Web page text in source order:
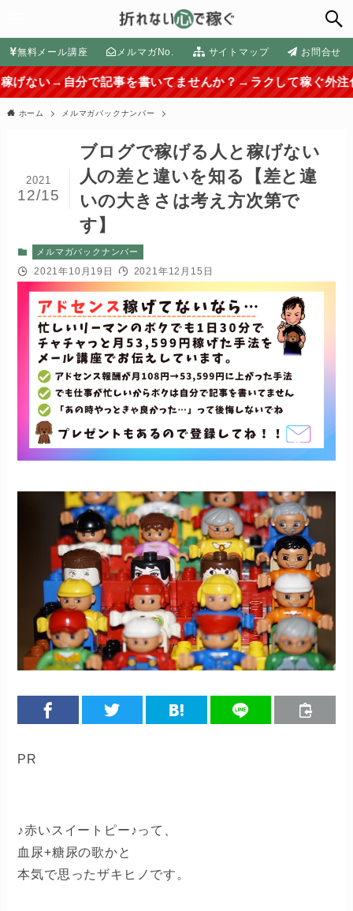
無料メール講座 メルマガNo. サイトマップ お問合せ
記事を書いてませんか？→ラクして稼ぐ外注化の方法は
ホーム メルマガバックナンバー
ブログで稼げる人と稼げない
人の差と違いを知る【差と違
いの大きさは考え方次第で
す】
2021
12/15
メルマガバックナンバー
2021年10月19日 2021年12月15日
PR
♪赤いスイートピー♪って、
血尿+糖尿の歌かと
本気で思ったザキヒノです。